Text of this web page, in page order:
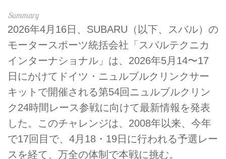
2026年4月16日、SUBARU（以下、スバル）の
モータースポーツ統括会社「スバルテクニカ
インターナショナル」は、2026年5月14〜17
日にかけてドイツ・ニュルブルクリンクサー
キットで開催される第54回ニュルブルクリン
ク24時間レース参戦に向けて最新情報を発表
した。このチャレンジは、2008年以来、今年
で17回目で、4月18・19日に行われる予選レー
スを経て、万全の体制で本戦に挑む。